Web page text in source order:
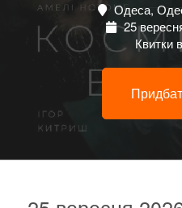
Одеса,
25
Квитки